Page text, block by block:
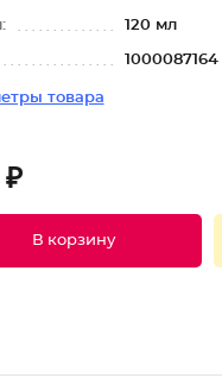
120 мл
1000087164
товара
₽
В корзину